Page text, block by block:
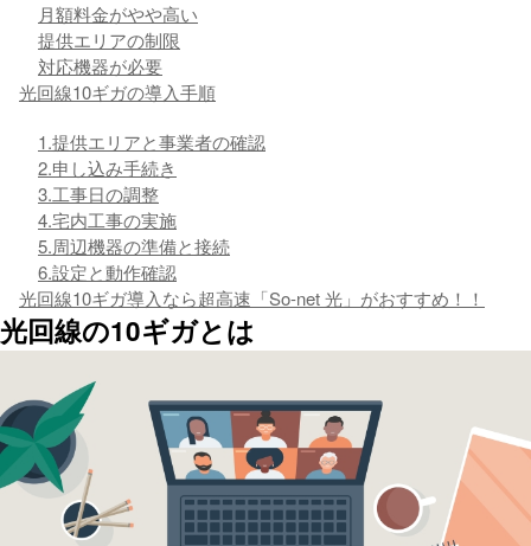
月額料金がやや高い
提供エリアの制限
対応機器が必要
光回線10ギガの導入手順
1.提供エリアと事業者の確認
2.申し込み手続き
3.工事日の調整
4.宅内工事の実施
5.周辺機器の準備と接続
6.設定と動作確認
光回線10ギガ導入なら超高速「So-net 光」がおすすめ！！
光回線の10ギガとは